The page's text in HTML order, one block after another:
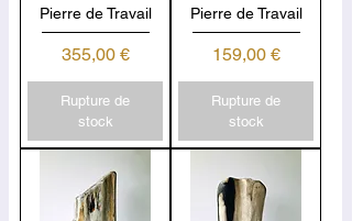
Pierre de Travail
Prix
355,00 €
Rupture de
stock
Pierre de Travail
Prix
159,00 €
Rupture de
stock